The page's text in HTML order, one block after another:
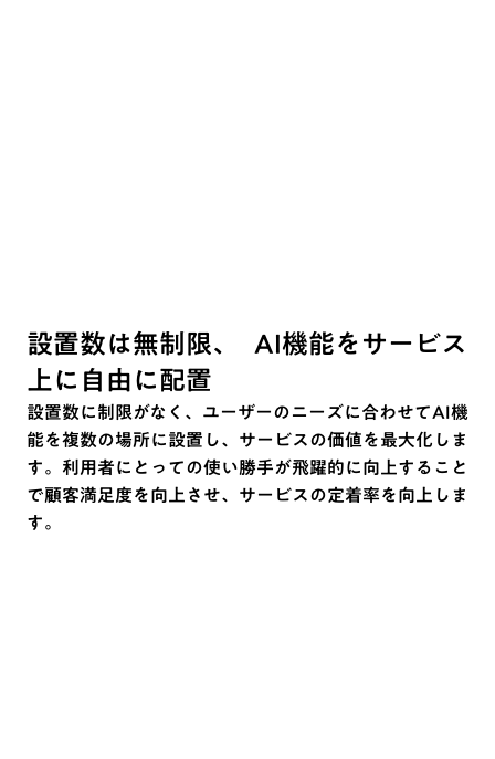
設置数は無制限、 AI機能をサービス
上に自由に配置
設置数に制限がなく、ユーザーのニーズに合わせてAI機
能を複数の場所に設置し、サービスの価値を最大化しま
す。利用者にとっての使い勝手が飛躍的に向上すること
で顧客満足度を向上させ、サービスの定着率を向上しま
す。